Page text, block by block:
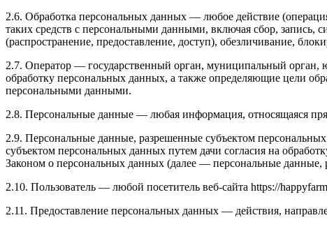
2.6. Обработка персональных данных — любое действие
таких средств с персональными данными, включая сбор, запись,
(распространение, предоставление, доступ), обезличивание,
2.7. Оператор — государственный орган, муниципальный орган,
обработку персональных данных, а также определяющие цели
персональными данными.
2.8. Персональные данные — любая информация, относящаяся
2.9. Персональные данные, разрешенные субъектом
субъектом персональных данных путем дачи согласия на
Законом о персональных данных (далее — персональные данные,
2.10. Пользователь — любой посетитель веб-сайта https://
2.11. Предоставление персональных данных — действия,